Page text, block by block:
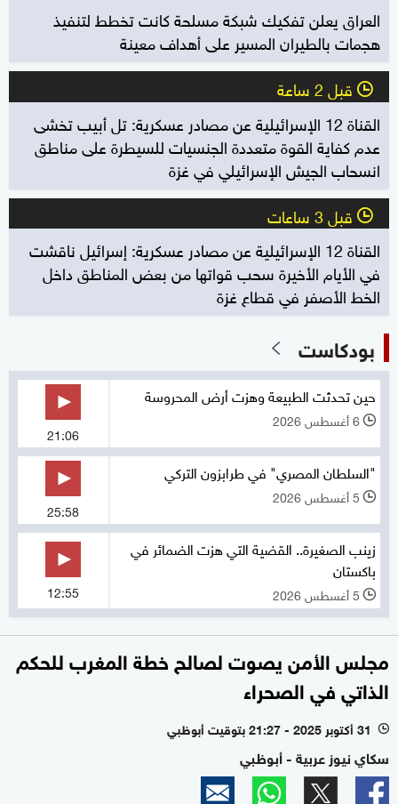
العراق يعلن تفكيك شبكة مسلحة كانت تخطط لتنفيذ
هجمات بالطيران المسير على أهداف معينة
l قبل 2 ساعة
القناة 12 الإسرائيلية عن مصادر عسكرية: تل أبيب تخشى
عدم كفاية القوة متعددة الجنسيات للسيطرة على مناطق
انسحاب الجيش الإسرائيلي في غزة
l قبل 3 ساعات
القناة 12 الإسرائيلية عن مصادر عسكرية: إسرائيل ناقشت
في الأيام الأخيرة سحب قواتها من بعض المناطق داخل
الخط الأصفر في قطاع غزة
بودكاست
حين تحدثت الطبيعة وهزت أرض المحروسة
l 6 أغسطس 2026
21:06
"السلطان المصري" في طرابزون التركي
l 5 أغسطس 2026
25:58
زينب الصغيرة.. القضية التي هزت الضمائر في
باكستان
l 5 أغسطس 2026 12:55
مجلس الأمن يصوت لصالح خطة المغرب للحكم
الذاتي في الصحراء
l 31 أكتوبر 2025 - 21:27 بتوقيت أبوظبي
سكاي نيوز عربية - أبوظبي